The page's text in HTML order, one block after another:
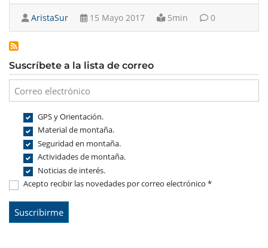
AristaSur 15 Mayo 2017 5min 0
Suscríbete a la lista de correo
GPS y Orientación.
Material de montaña.
Seguridad en montaña.
Actividades de montaña.
Noticias de interés.
Acepto recibir las novedades por correo electrónico *